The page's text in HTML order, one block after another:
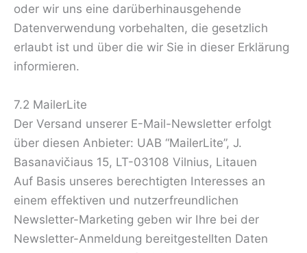
oder wir uns eine darüberhinausgehende
Datenverwendung vorbehalten, die gesetzlich
erlaubt ist und über die wir Sie in dieser Erklärung
informieren.
7.2 MailerLite
Der Versand unserer E-Mail-Newsletter erfolgt
über diesen Anbieter: UAB “MailerLite”, J.
Basanavičiaus 15, LT-03108 Vilnius, Litauen
Auf Basis unseres berechtigten Interesses an
einem effektiven und nutzerfreundlichen
Newsletter-Marketing geben wir Ihre bei der
Newsletter-Anmeldung bereitgestellten Daten